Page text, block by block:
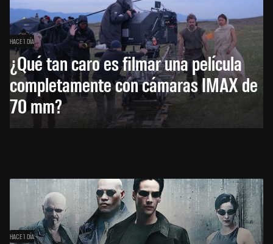
HACE 1 DÍA
¿Qué tan caro es filmar una película
completamente con cámaras IMAX de
70 mm?
HACE 1 DÍA